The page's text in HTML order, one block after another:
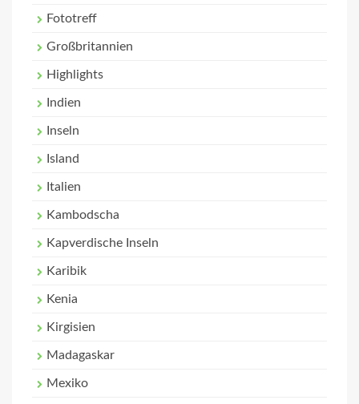
Fototreff
Großbritannien
Highlights
Indien
Inseln
Island
Italien
Kambodscha
Kapverdische Inseln
Karibik
Kenia
Kirgisien
Madagaskar
Mexiko